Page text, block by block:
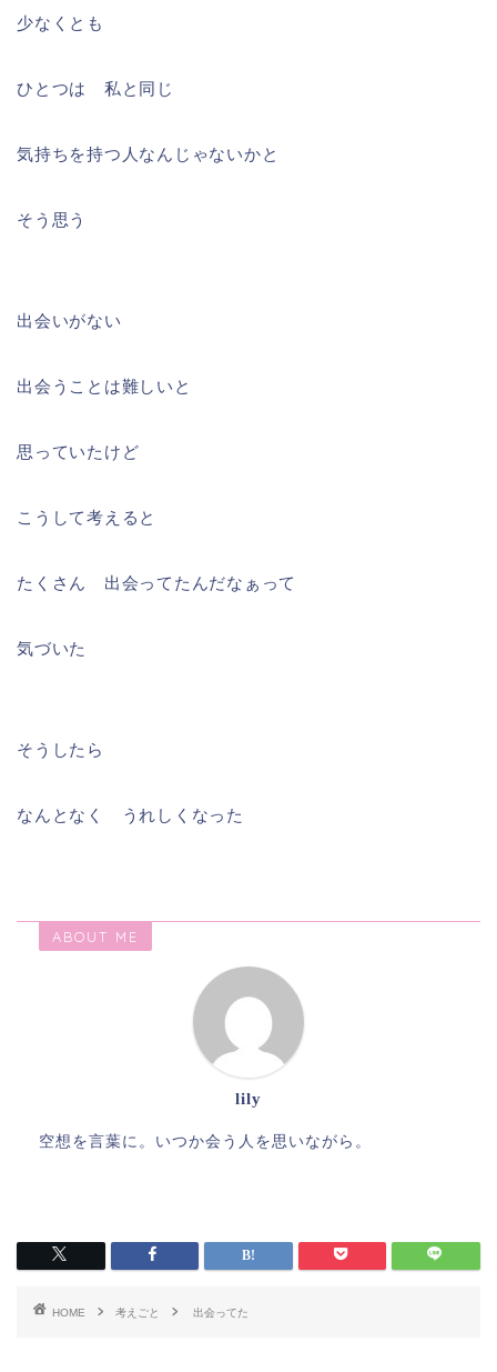
少なくとも
ひとつは 私と同じ
気持ちを持つ人なんじゃないかと
そう思う
出会いがない
出会うことは難しいと
思っていたけど
こうして考えると
たくさん 出会ってたんだなぁって
気づいた
そうしたら
なんとなく うれしくなった
ABOUT ME
lily
空想を言葉に。いつか会う人を思いながら。
HOME 考えごと 出会ってた